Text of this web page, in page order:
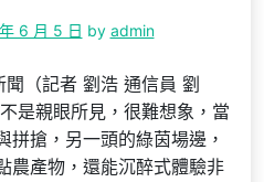
6 月 5 日 by admin
（記者 劉浩 通信員 劉
是親眼所見，很難想象，當
拼搶，另一頭的綠茵場邊，
農產物，還能沉醉式體驗非